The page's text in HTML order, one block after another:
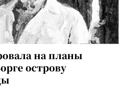
на планы
острову